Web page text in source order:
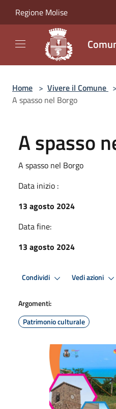
Regione Molise
Home > Vivere il Comune >
A spasso nel Borgo
A spasso
A spasso nel Borgo
Data inizio :
13 agosto 2024
Data fine:
13 agosto 2024
Condividi Vedi azioni
Argomenti:
Patrimonio culturale